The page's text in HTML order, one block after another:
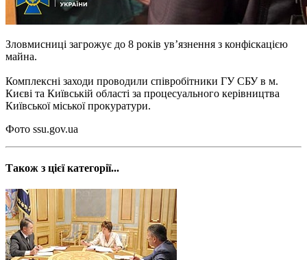
Зловмисниці загрожує до 8 років ув’язнення з конфіскацією
майна.
Комплексні заходи проводили співробітники ГУ СБУ в м.
Києві та Київській області за процесуального керівництва
Київської міської прокуратури.
Фото ssu.gov.ua
Також з цієї категорії...